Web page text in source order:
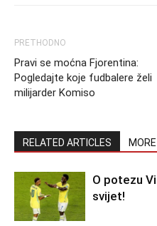
PRETHODNO
Pravi se moćna Fjorentina:
Pogledajte koje fudbalere želi
milijarder Komiso
RELATED ARTICLES
O potezu
svijet!